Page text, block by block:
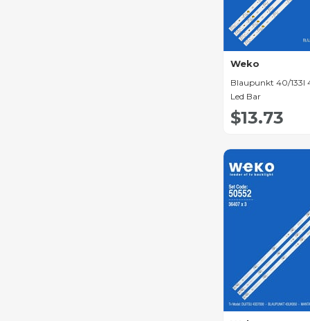
Weko
Blaupunkt 40/133I
Led Bar
$13.73